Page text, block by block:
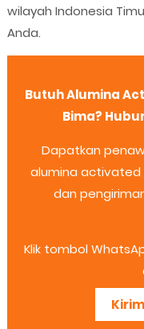
wilayah Indonesia
Anda.
Butuh Alumina
Bima?
Dapatkan
alumina activated
dan
Klik tombol